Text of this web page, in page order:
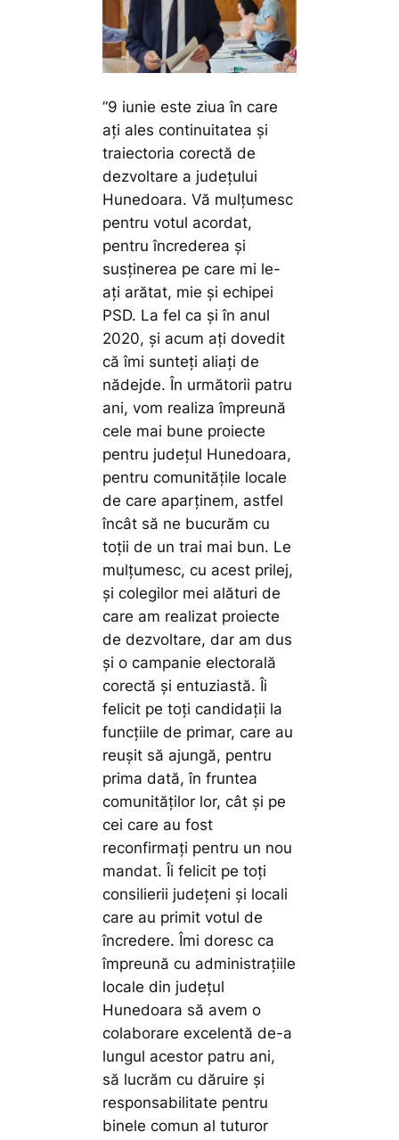
”9 iunie este ziua în care
ați ales continuitatea și
traiectoria corectă de
dezvoltare a județului
Hunedoara. Vă mulțumesc
pentru votul acordat,
pentru încrederea și
susținerea pe care mi le-
ați arătat, mie și echipei
PSD. La fel ca și în anul
2020, și acum ați dovedit
că îmi sunteți aliați de
nădejde. În următorii patru
ani, vom realiza împreună
cele mai bune proiecte
pentru județul Hunedoara,
pentru comunitățile locale
de care aparținem, astfel
încât să ne bucurăm cu
toții de un trai mai bun. Le
mulțumesc, cu acest prilej,
și colegilor mei alături de
care am realizat proiecte
de dezvoltare, dar am dus
și o campanie electorală
corectă și entuziastă. Îi
felicit pe toți candidații la
funcțiile de primar, care au
reușit să ajungă, pentru
prima dată, în fruntea
comunităților lor, cât și pe
cei care au fost
reconfirmați pentru un nou
mandat. Îi felicit pe toți
consilierii județeni și locali
care au primit votul de
încredere. Îmi doresc ca
împreună cu administrațiile
locale din județul
Hunedoara să avem o
colaborare excelentă de-a
lungul acestor patru ani,
să lucrăm cu dăruire și
responsabilitate pentru
binele comun al tuturor